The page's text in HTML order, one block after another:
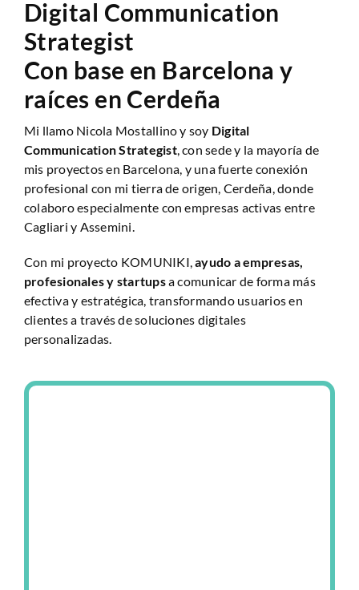
Anàlisi Sitio Web
Digital Communication
Strategist
Con base en Barcelona y
raíces en Cerdeña
Mi llamo Nicola Mostallino y soy Digital
Communication Strategist, con sede y la mayoría de
mis proyectos en Barcelona, y una fuerte conexión
profesional con mi tierra de origen, Cerdeña, donde
colaboro especialmente con empresas activas entre
Cagliari y Assemini.
Con mi proyecto KOMUNIKI,ayudo a empresas,
profesionales y startupsa comunicar de forma más
efectiva y estratégica, transformando usuarios en
clientes a través de soluciones digitales
personalizadas.